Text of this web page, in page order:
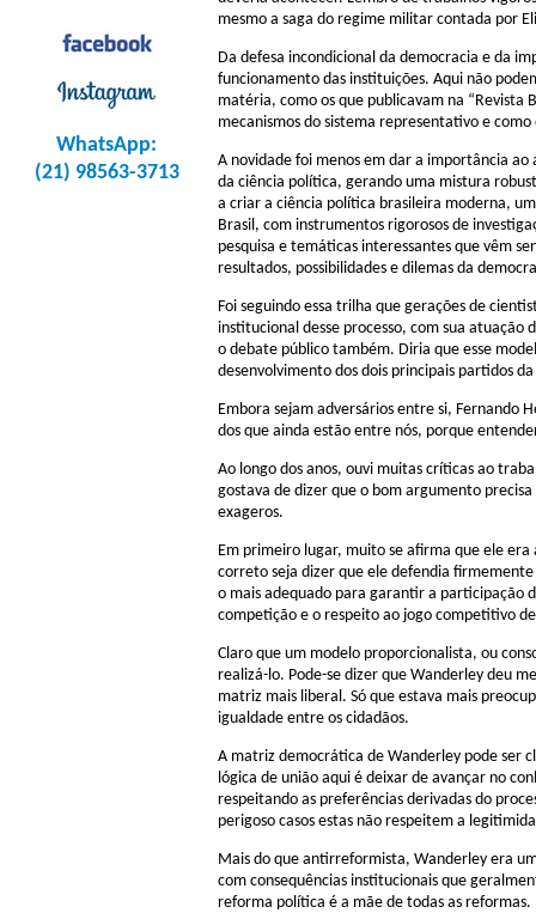
WhatsApp:
(21) 98563-3713
mesmo a saga do regime militar contada por
Da defesa incondicional da democracia e da
funcionamento das instituições. Aqui não
matéria, como os que publicavam na “Revista
mecanismos do sistema representativo e
A novidade foi menos em dar a importância
da ciência política, gerando uma mistura
a criar a ciência política brasileira moderna,
Brasil, com instrumentos rigorosos de
pesquisa e temáticas interessantes que vêm
resultados, possibilidades e dilemas da
Foi seguindo essa trilha que gerações de
institucional desse processo, com sua
o debate público também. Diria que esse
desenvolvimento dos dois principais partidos
Embora sejam adversários entre si, Fernando
dos que ainda estão entre nós, porque
Ao longo dos anos, ouvi muitas críticas ao
gostava de dizer que o bom argumento
exageros.
Em primeiro lugar, muito se afirma que ele
correto seja dizer que ele defendia
o mais adequado para garantir a participação
competição e o respeito ao jogo competitivo
Claro que um modelo proporcionalista, ou
realizá-lo. Pode-se dizer que Wanderley deu
matriz mais liberal. Só que estava mais
igualdade entre os cidadãos.
A matriz democrática de Wanderley pode ser
lógica de união aqui é deixar de avançar no
respeitando as preferências derivadas do
perigoso casos estas não respeitem a
Mais do que antirreformista, Wanderley era
com consequências institucionais que
reforma política é a mãe de todas as reformas.